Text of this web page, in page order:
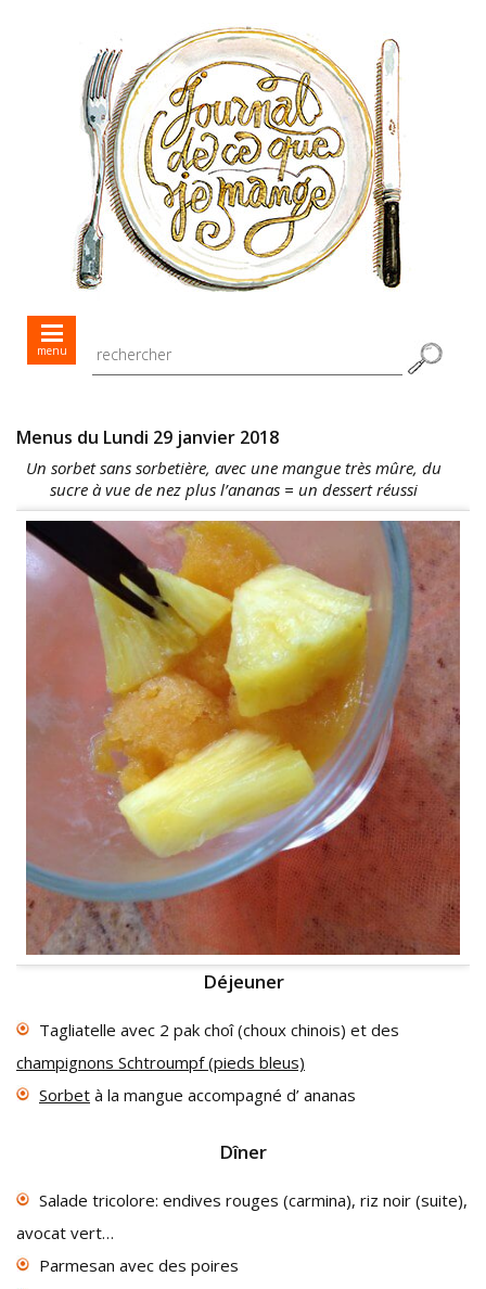
menu
Mes menus jour après jour
Mes recettes de saison
Menus du Lundi 29 janvier 2018
Un sorbet sans sorbetière, avec une mangue très mûre, du
sucre à vue de nez plus l’ananas = un dessert réussi
Déjeuner
Tagliatelle avec 2 pak choî (choux chinois) et des
champignons Schtroumpf (pieds bleus)
Sorbet à la mangue accompagné d’ ananas
Dîner
Salade tricolore: endives rouges (carmina), riz noir (suite),
avocat vert…
Parmesan avec des poires